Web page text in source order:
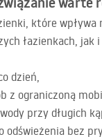
które
łazienkach,
dzień,
z ograniczoną
przy długich
odświeżenia bez